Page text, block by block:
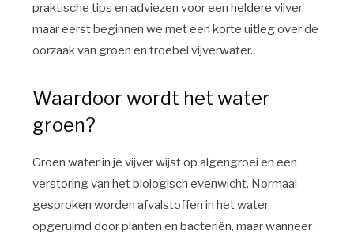
praktische tips en adviezen voor een heldere vijver,
maar eerst beginnen we met een korte uitleg over de
oorzaak van groen en troebel vijverwater.
Waardoor wordt het water
groen?
Groen water in je vijver wijst op algengroei en een
verstoring van het biologisch evenwicht. Normaal
gesproken worden afvalstoffen in het water
opgeruimd door planten en bacteriën, maar wanneer